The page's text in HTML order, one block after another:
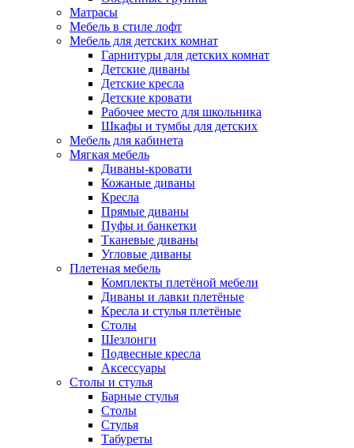
Матрасы
Мебель в стиле лофт
Мебель для детских комнат
Гарнитуры для детских комнат
Детские диваны
Детские кресла
Детские кровати
Рабочее место для школьника
Шкафы и тумбы для детских
Мебель для кабинета
Мягкая мебель
Диваны-кровати
Кожаные диваны
Кресла
Прямые диваны
Пуфы и банкетки
Тканевые диваны
Угловые диваны
Плетеная мебель
Комплекты плетёной мебели
Диваны и лавки плетёные
Кресла и стулья плетёные
Столы
Шезлонги
Подвесные кресла
Аксессуары
Столы и стулья
Барные стулья
Столы
Стулья
Табуреты